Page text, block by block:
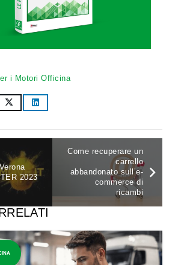
i Motori Officina
2023
Come recuperare un
carrello
abbandonato sull’e-
commerce di
ricambi